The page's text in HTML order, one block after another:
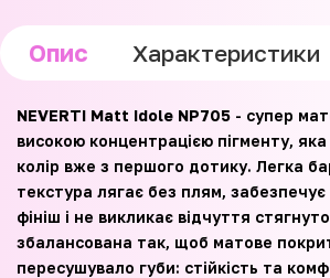
Опис Характеристики
NEVERTI Matt Idole NP705 - супер
високою концентрацією пігменту,
колір вже з першого дотику. Легка
текстура лягає без плям, забезпечує
фініш і не викликає відчуття
збалансована так, щоб матове
пересушувало губи: стійкість та